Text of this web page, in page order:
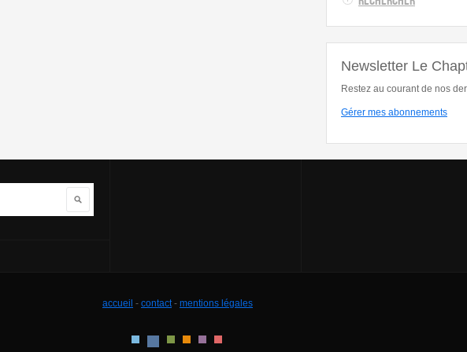
Newsletter Le
Restez au courant de nos
Gérer mes abonnements
Rechercher
accueil - contact- mentions légales